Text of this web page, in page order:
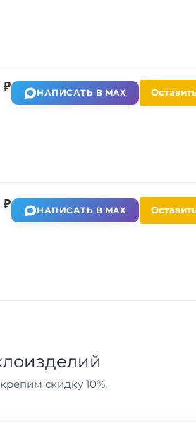
₽ НАПИСАТЬ В MAX
₽ НАПИСАТЬ В MAX
скидку 10%.